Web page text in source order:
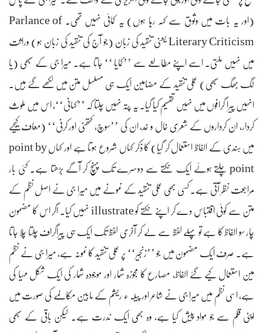
(اور یہ بات میں وثوق سے کہہ رہا ہوں) یہ کمائی نہیں تھی۔ Parlance of
Literary Criticism یعنی تنقید کی زبان (جو آج کی تنقید کی زبان ہو) وراثت
میں نہیں ملتی۔ اسے اپنے مطالعے سے ’’کمایا ‘‘ جاتا ہے۔ میرا جی کے سبھی (یا
لگ بھگ سبھی) عملی تنقید کے مضامین ایک ہی مسلسل متن میں لکھے گئے ہیں۔
انہیں پیرا گرافوں میں نہیں تقسیم کیا گیا۔ یہ پتہ نہیں چلتا کہ ’’کہانی‘‘، اس میں ملوث
کردار، ان کرداروں کے شعری خال و خد، ان کی ’’سوچ، کتھنی اور کرنی‘‘ (معاف کیجیے
میں ہندی کے الفاظ استعمال کر گیا) کا ذکر کہاں شروع ہوتا ہے اور کہاں point by
point چلتے ہوئے ایک نکتے سے دوسرے تک پہنچ کر آگے بڑھتا ہے۔ کئی بار
مراجعت نظر آتی ہے۔ کسی بھی عملی تنقید کے نمونے میں میرا جی نے اصل نظم کے
متن سے کوئی اقتباس دے کر اپنے نکتے کو illustrate نہیں کیا۔ اگر اس کا مضمون
چار سو الفاظ کا ہے تو پہلے لفظ سے لے کر آخری لفظ تک ایک ہی پیراگراف چلتا چلا جاتا
ہے۔ صرف ایک مضمون میں جو ’’زنجیر‘‘ پر عملی تنقید کا نمونہ ہے، میرا جی نے نظم
مین استعمال کیے گئے الفاظ، مصارع کا مجوزہ شمار اور موجودہ شمار کی ایک شکل مہیا کی
ہے، اسی نظم میں میرا جی نے شاعر اور پیلہ ء ریشم کے مابین مکالمے کی صورت میں
اپنی قلم سے جو مواد پیش کیا ہے، وہ بھی ایک ندرت ہے۔ لیکن باقی کے سبھی